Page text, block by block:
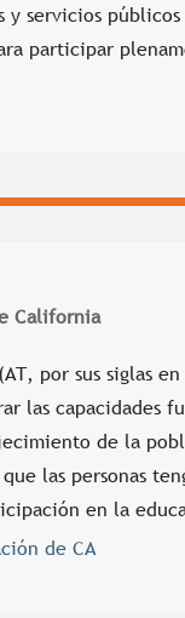
servicios
participar
California
por sus siglas
las capacidades
de la
las personas
en la
de CA